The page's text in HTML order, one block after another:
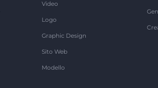
Video
Logo
Graphic Design
Sito Web
Modello